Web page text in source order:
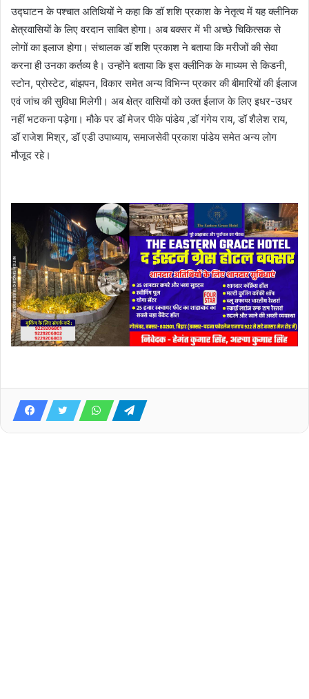
उद्घाटन के पश्चात अतिथियों ने कहा कि डॉ शशि प्रकाश के नेतृत्व में यह क्लीनिक
क्षेत्रवासियों के लिए वरदान साबित होगा। अब बक्सर में भी अच्छे चिकित्सक से
लोगों का इलाज होगा। संचालक डॉ शशि प्रकाश ने बताया कि मरीजों की सेवा
करना ही उनका कर्तव्य है। उन्होंने बताया कि इस क्लीनिक के माध्यम से किडनी,
स्टोन, प्रोस्टेट, बांझपन, विकार समेत अन्य विभिन्न प्रकार की बीमारियों की ईलाज
एवं जांच की सुविधा मिलेगी। अब क्षेत्र वासियों को उक्त ईलाज के लिए इधर-उधर
नहीं भटकना पड़ेगा। मौके पर डॉ मेजर पीके पांडेय ,डॉ गंगेय राय, डॉ शैलेश राय,
डॉ राजेश मिश्र, डॉ एडी उपाध्याय, समाजसेवी प्रकाश पांडेय समेत अन्य लोग
मौजूद रहे।